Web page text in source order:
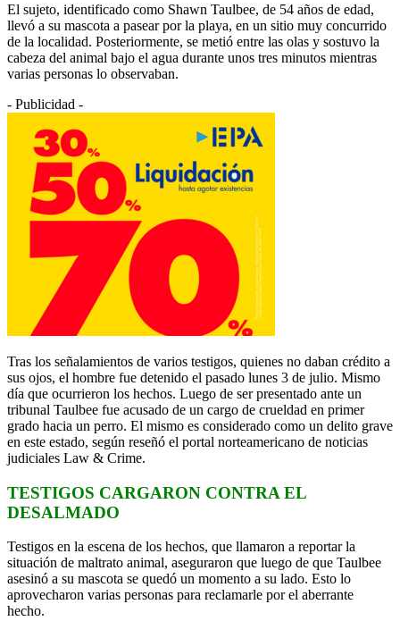
El sujeto, identificado como Shawn Taulbee, de 54 años de edad,
llevó a su mascota a pasear por la playa, en un sitio muy concurrido
de la localidad. Posteriormente, se metió entre las olas y sostuvo la
cabeza del animal bajo el agua durante unos tres minutos mientras
varias personas lo observaban.
- Publicidad -
Tras los señalamientos de varios testigos, quienes no daban crédito a
sus ojos, el hombre fue detenido el pasado lunes 3 de julio. Mismo
día que ocurrieron los hechos. Luego de ser presentado ante un
tribunal Taulbee fue acusado de un cargo de crueldad en primer
grado hacia un perro. El mismo es considerado como un delito grave
en este estado, según reseñó el portal norteamericano de noticias
judiciales Law & Crime.
TESTIGOS CARGARON CONTRA EL
DESALMADO
Testigos en la escena de los hechos, que llamaron a reportar la
situación de maltrato animal, aseguraron que luego de que Taulbee
asesinó a su mascota se quedó un momento a su lado. Esto lo
aprovecharon varias personas para reclamarle por el aberrante
hecho.